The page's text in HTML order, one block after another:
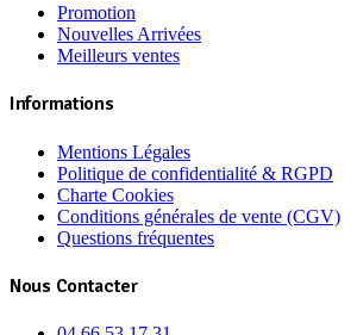
Promotion
Nouvelles Arrivées
Meilleurs ventes
Informations
Mentions Légales
Politique de confidentialité & RGPD
Charte Cookies
Conditions générales de vente (CGV)
Questions fréquentes
Nous Contacter